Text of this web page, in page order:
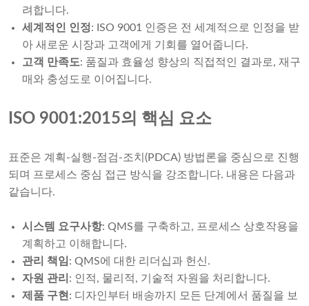
려합니다.
세계적인 인정: ISO 9001 인증은 전 세계적으로 인정을 받
아 새로운 시장과 고객에게 기회를 열어줍니다.
고객 만족도: 품질과 효율성 향상의 직접적인 결과로, 재구
매와 충성도로 이어집니다.
ISO 9001:2015의 핵심 요소
표준은 계획-실행-점검-조치(PDCA) 방법론을 중심으로 진행
되며 프로세스 중심 접근 방식을 강조합니다. 내용은 다음과
같습니다.
시스템 요구사항: QMS를 구축하고, 프로세스 상호작용을
계획하고 이해합니다.
관리 책임 : QMS에 대한 리더십과 헌신.
자원 관리 : 인적, 물리적, 기술적 자원을 처리합니다.
제품 구현 : 디자인부터 배송까지 모든 단계에서 품질을 보